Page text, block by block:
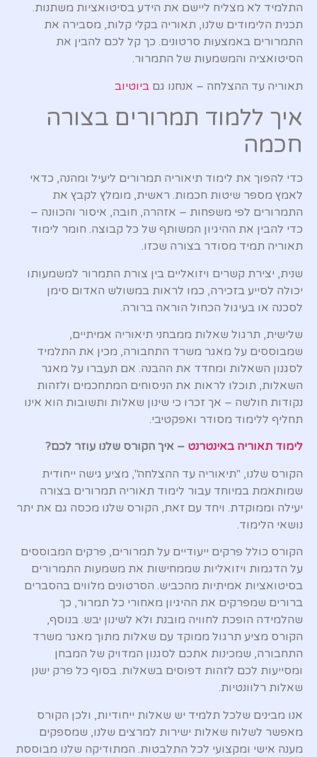
התלמיד לא מצליח ליישם את הידע בסיטואציות משתנות.
תכנית הלימודים שלנו, תאוריה בקלי קלות, מסבירה את
התמרורים באמצעות סרטונים. כך קל לכם להבין את
הסיטואציה והמשמעות של התמרור.
תאוריה עד ההצלחה – אנחנו גם ביוטיוב
איך ללמוד תמרורים בצורה
חכמה
כדי להפוך את לימוד תיאוריה תמרורים ליעיל ומהנה, כדאי
לאמץ מספר שיטות חכמות. ראשית, מומלץ לקבץ את
התמרורים לפי משפחות – אזהרה, חובה, איסור והכוונה –
כדי להבין את ההיגיון המשותף של כל קבוצה. חומר לימוד
תאוריה תמיד מסודר בצורה שכזו.
שנית, יצירת קשרים ויזואליים בין צורת התמרור למשמעותו
יכולה לסייע בזכירה, כמו לראות במשולש האדום סימן
לסכנה או בעיגול הכחול הוראה ברורה.
שלישית, תרגול שאלות ממבחני תיאוריה אמיתיים,
שמבוססים על מאגר משרד התחבורה, מכין את התלמיד
לסגנון השאלות ומחדד את ההבנה. אם תעברו על מאגר
השאלות, תוכלו לראות את הניסוחים המתחכמים ולזהות
נקודות חולשה – אך זכרו כי שינון שאלות ותשובות הוא אינו
תחליף ללימוד מסודר ואפקטיבי.
לימוד תאוריה באינטרנט – איך הקורס שלנו עוזר לכם?
הקורס שלנו, "תיאוריה עד ההצלחה", מציע גישה ייחודית
שמותאמת במיוחד עבור לימוד תאוריה תמרורים בצורה
יעילה וממוקדת. ויחד עם זאת, הקורס שלנו מכסה גם את יתר
נושאי הלימוד.
הקורס כולל פרקים ייעודיים על תמרורים, פרקים המבוססים
על הדגמות ויזואליות שממחישות את משמעות התמרורים
בסיטואציות אמיתיות מהכביש. הסרטונים מלווים בהסברים
ברורים שמפרקים את ההיגיון מאחורי כל תמרור, כך
שהלמידה הופכת לחוויה מובנת ולא לשינון יבש. בנוסף,
הקורס מציע תרגול ממוקד עם שאלות מתוך מאגר משרד
התחבורה, שמכינות אתכם לסגנון המדויק של המבחן
ומסייעות לכם לזהות דפוסים בשאלות. בסוף כל פרק ישנן
שאלות רלוונטיות.
אנו מבינים שלכל תלמיד יש שאלות ייחודיות, ולכן הקורס
מאפשר לשלוח שאלות ישירות למרצים שלנו, שמספקים
מענה אישי ומקצועי לכל התלבטות. המתודיקה שלנו מבוססת